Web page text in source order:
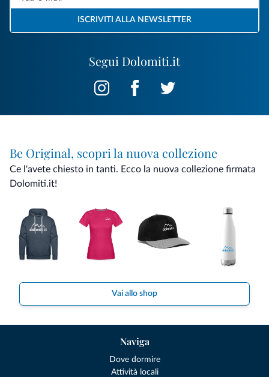
Segui Dolomiti.it
ISCRIVITI ALLA NEWSLETTER
Be Original, scopri la nuova collezione
Ce l'avete chiesto in tanti. Ecco la nuova collezione firmata
Dolomiti.it!
Vai allo shop
Naviga
Dove dormire
Attività locali